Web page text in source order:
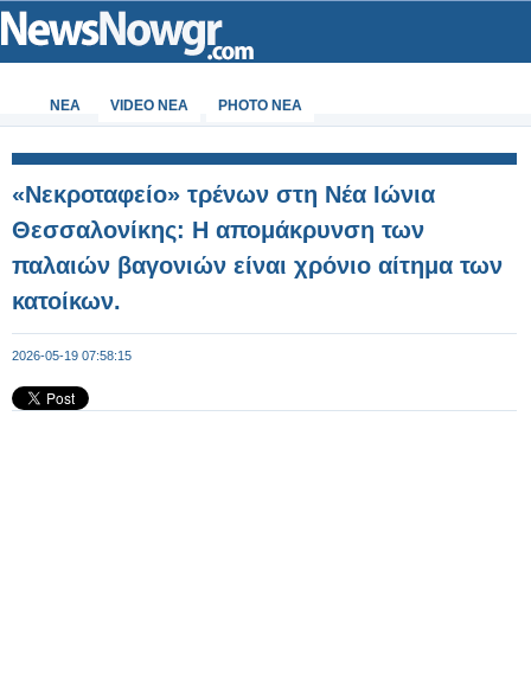
ΝΕΑ VIDEO NEA PHOTO NEA
«Νεκροταφείο» τρένων στη Νέα Ιώνια
Θεσσαλονίκης: Η απομάκρυνση των
παλαιών βαγονιών είναι χρόνιο αίτημα των
κατοίκων.
2026-05-19 07:58:15